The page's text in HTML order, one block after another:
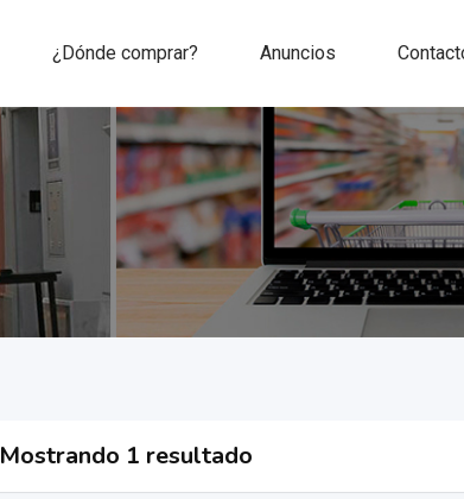
¿Dónde comprar? Anuncios
Mostrando 1 resultado